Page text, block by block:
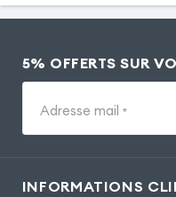
5% OFFERTS SUR
Adresse mail *
INFORMATIONS